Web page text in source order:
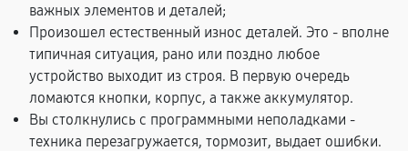
важных элементов и деталей;
Произошел естественный износ деталей. Это - вполне
типичная ситуация, рано или поздно любое
устройство выходит из строя. В первую очередь
ломаются кнопки, корпус, а также аккумулятор.
Вы столкнулись с программными неполадками -
техника перезагружается, тормозит, выдает ошибки.